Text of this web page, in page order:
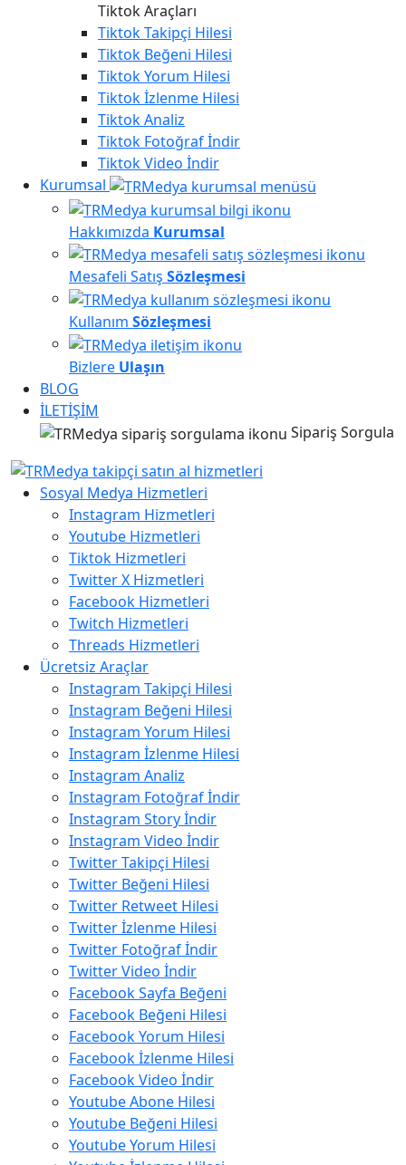
Tiktok Araçları
TiktokTakipçi Hilesi
Tiktok Beğeni Hilesi
TiktokYorum Hilesi
Tiktokİzlenme Hilesi
TiktokAnaliz
Tiktok Fotoğraf İndir
TiktokVideo İndir
Kurumsal
Hakkımızda Kurumsal
Mesafeli Satış Sözleşmesi
Kullanım Sözleşmesi
Bizlere Ulaşın
BLOG
İLETİŞİM
Sipariş Sorgula
Sosyal Medya Hizmetleri
Instagram Hizmetleri
Youtube Hizmetleri
Tiktok Hizmetleri
Twitter X Hizmetleri
Facebook Hizmetleri
Twitch Hizmetleri
Threads Hizmetleri
Ücretsiz Araçlar
Instagram Takipçi Hilesi
Instagram Beğeni Hilesi
Instagram Yorum Hilesi
Instagram İzlenme Hilesi
Instagram Analiz
Instagram Fotoğraf İndir
Instagram Story İndir
Instagram Video İndir
Twitter Takipçi Hilesi
Twitter Beğeni Hilesi
Twitter Retweet Hilesi
Twitter İzlenme Hilesi
Twitter Fotoğraf İndir
Twitter Video İndir
Facebook Sayfa Beğeni
Facebook Beğeni Hilesi
Facebook Yorum Hilesi
Facebook İzlenme Hilesi
Facebook Video İndir
Youtube Abone Hilesi
Youtube Beğeni Hilesi
Youtube Yorum Hilesi